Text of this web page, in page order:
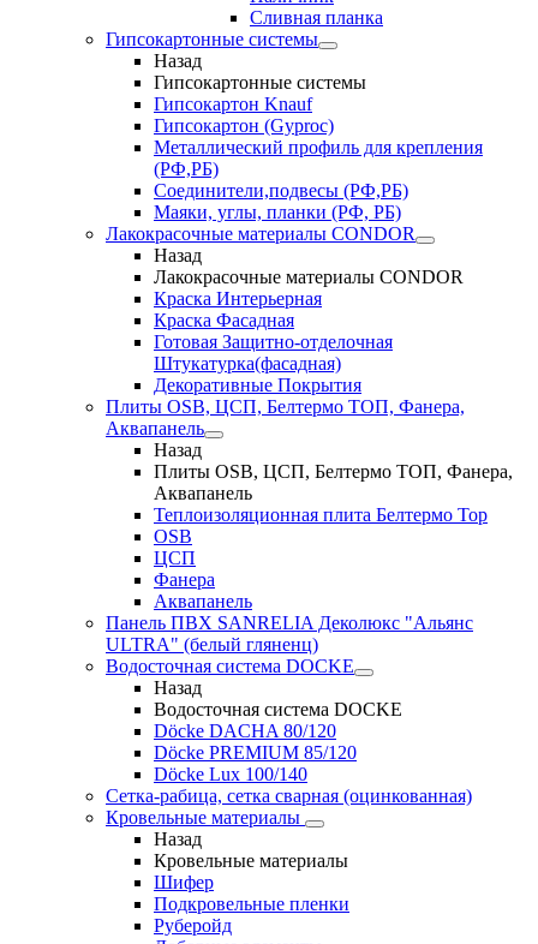
Сливная планка
Гипсокартонные системы
Назад
Гипсокартонные системы
Гипсокартон Knauf
Гипсокартон (Gyproc)
Металлический профиль для крепления
(РФ,РБ)
Соединители,подвесы (РФ,РБ)
Маяки, углы, планки (РФ, РБ)
Лакокрасочные материалы CONDOR
Назад
Лакокрасочные материалы CONDOR
Краска Интерьерная
Краска Фасадная
Готовая Защитно-отделочная
Штукатурка(фасадная)
Декоративные Покрытия
Плиты OSB, ЦСП, Белтермо ТОП, Фанера,
Аквапанель
Назад
Плиты OSB, ЦСП, Белтермо ТОП, Фанера,
Аквапанель
Теплоизоляционная плита Белтермо Top
OSB
ЦСП
Фанера
Аквапанель
Панель ПВХ SANRELIA Деколюкс "Альянс
ULTRA" (белый гляненц)
Водосточная система DOCKE
Назад
Водосточная система DOCKE
Döсkе DACHA 80/120
Döcke PREMIUM 85/120
Döсkе Luх 100/140
Сетка-рабица, сетка сварная (оцинкованная)
Кровельные материалы
Назад
Кровельные материалы
Шифер
Подкровельные пленки
Руберойд